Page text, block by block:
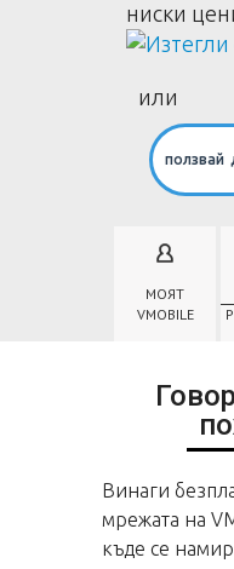
ниски
или
ползвай
МОЯТ
VMOBILE
Винаги
мрежата на
къде се